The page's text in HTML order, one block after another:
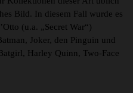
Bild. In diesem Fall wurde es
(u.a. „Secret War“)
Joker, den Pinguin und
Harley Quinn, Two-Face